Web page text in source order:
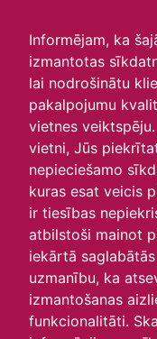
Informējam, ka
izmantotas
lai nodrošinātu
pakalpojumu
vietnes
vietni, Jūs
nepieciešamo
kuras esat veicis
ir tiesības
atbilstoši mainot
iekārtā
uzmanību, ka
izmantošanas
funkcionalitāti.
Skats :
Aktuālie
Šodien
Arhīvs